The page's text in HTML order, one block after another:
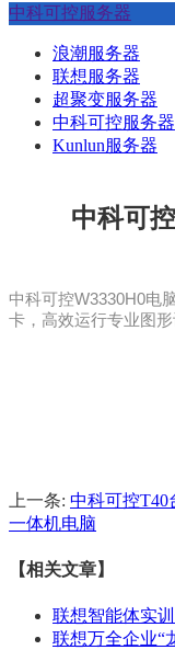
中科可控服务器
浪潮服务器
联想服务器
超聚变服务器
中科可控服务器
Kunlun服务器
中科可
中科可控W3330H0电
卡，高效运行专业图形
上一条: 中科可控T40
一体机电脑
【相关文章】
联想智能体实
联想万全企业“